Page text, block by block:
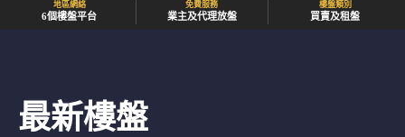
地區網絡
6個樓盤平台
免費服務
業主及代理放盤
樓盤類別
買賣及租盤
最新樓盤